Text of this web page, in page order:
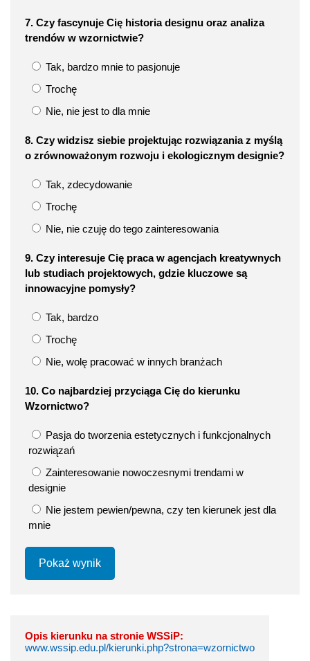
7. Czy fascynuje Cię historia designu oraz analiza
trendów w wzornictwie?
Tak, bardzo mnie to pasjonuje
Trochę
Nie, nie jest to dla mnie
8. Czy widzisz siebie projektując rozwiązania z myślą
o zrównoważonym rozwoju i ekologicznym designie?
Tak, zdecydowanie
Trochę
Nie, nie czuję do tego zainteresowania
9. Czy interesuje Cię praca w agencjach kreatywnych
lub studiach projektowych, gdzie kluczowe są
innowacyjne pomysły?
Tak, bardzo
Trochę
Nie, wolę pracować w innych branżach
10. Co najbardziej przyciąga Cię do kierunku
Wzornictwo?
Pasja do tworzenia estetycznych i funkcjonalnych
rozwiązań
Zainteresowanie nowoczesnymi trendami w
designie
Nie jestem pewien/pewna, czy ten kierunek jest dla
mnie
Pokaż wynik
Opis kierunku na stronie WSSiP:
www.wssip.edu.pl/kierunki.php?strona=wzornictwo